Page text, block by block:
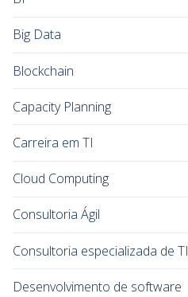
Big Data
Blockchain
Capacity Planning
Carreira em TI
Cloud Computing
Consultoria Ágil
Consultoria especializada de TI
Desenvolvimento de software